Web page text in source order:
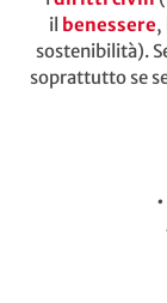
il benessere,
sostenibilità).
soprattutto se
•